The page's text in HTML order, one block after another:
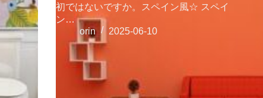
初ではないですか。スペイン風☆ スペイ
ン…
orin
2025-06-10